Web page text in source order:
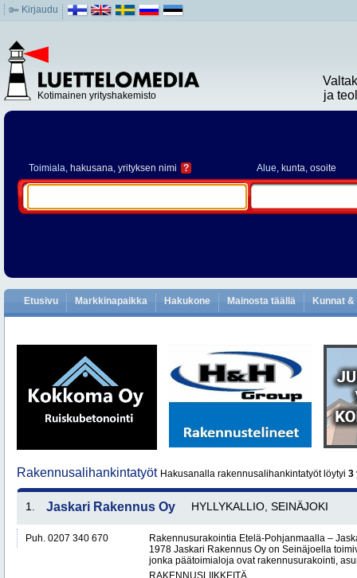
Kirjaudu
Kotimainen yrityshakemisto
ja
Toimiala, hakusana, yrityksen nimi ? Alue, kunta, osoite
Etusivu Markkinapaikka Hakukone Mainosta täällä Kunnat
Rakennusalihankintatyöt Hakusanalla rakennusalihankintatyöt löytyi 3
1. Jaskari Rakennus Oy HYLLYKALLIO, SEINÄJOKI
Puh. 0207 340 670
Rakennusurakointia Etelä-Pohjanmaalla –
1978 Jaskari Rakennus Oy on Seinäjoella
jonka päätoimialoja ovat rakennusurakointi,
RAKENNUSLIIKKEITÄ